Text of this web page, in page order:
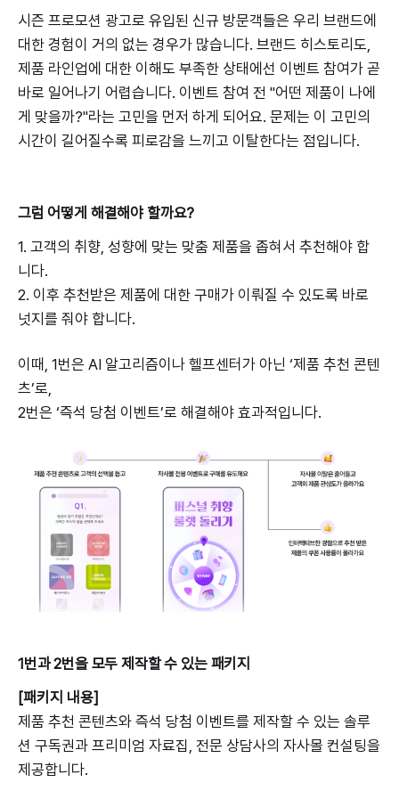
시즌 프로모션 광고로 유입된 신규 방문객들은 우리 브랜드에
대한 경험이 거의 없는 경우가 많습니다. 브랜드 히스토리도,
제품 라인업에 대한 이해도 부족한 상태에선 이벤트 참여가 곧
바로 일어나기 어렵습니다. 이벤트 참여 전 "어떤 제품이 나에
게 맞을까?"라는 고민을 먼저 하게 되어요. 문제는 이 고민의
시간이 길어질수록 피로감을 느끼고 이탈한다는 점입니다.
그럼 어떻게 해결해야 할까요?
1. 고객의 취향, 성향에 맞는 맞춤 제품을 좁혀서 추천해야 합
니다.
2. 이후 추천받은 제품에 대한 구매가 이뤄질 수 있도록 바로
넛지를 줘야 합니다.
이때, 1번은 AI 알고리즘이나 헬프센터가 아닌 ‘제품 추천 콘텐
츠’로,
2번은 ‘즉석 당첨 이벤트’로 해결해야 효과적입니다.
1번과 2번을 모두 제작할 수 있는 패키지
[패키지 내용]
제품 추천 콘텐츠와 즉석 당첨 이벤트를 제작할 수 있는 솔루
션 구독권과 프리미엄 자료집, 전문 상담사의 자사몰 컨설팅을
제공합니다.